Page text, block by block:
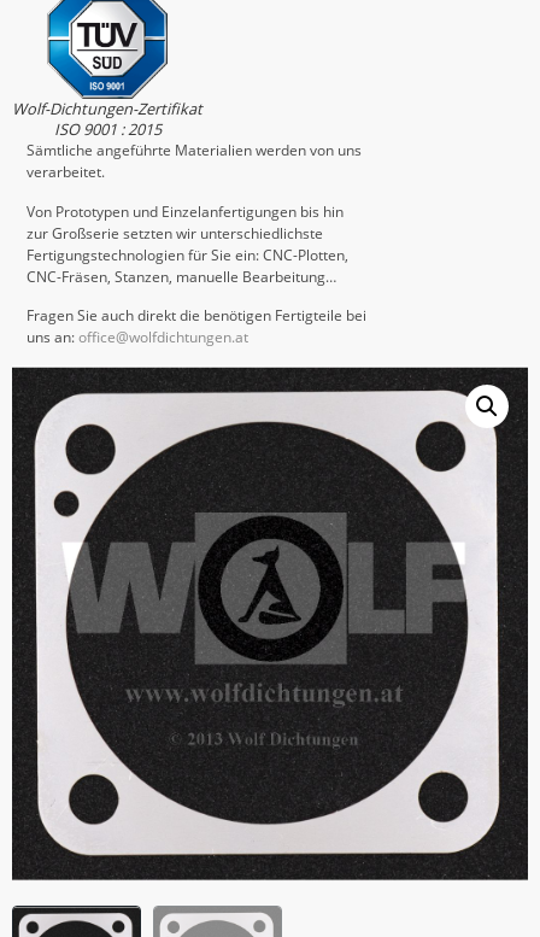
Wolf-Dichtungen-Zertifikat
ISO 9001 : 2015
Sämtliche angeführte Materialien werden von uns
verarbeitet.
Von Prototypen und Einzelanfertigungen bis hin
zur Großserie setzten wir unterschiedlichste
Fertigungstechnologien für Sie ein: CNC-Plotten,
CNC-Fräsen, Stanzen, manuelle Bearbeitung…
Fragen Sie auch direkt die benötigen Fertigteile bei
uns an:office@wolfdichtungen.at